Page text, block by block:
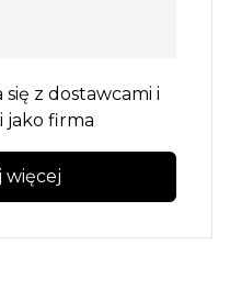
z dostawcami i
jako firma
więcej